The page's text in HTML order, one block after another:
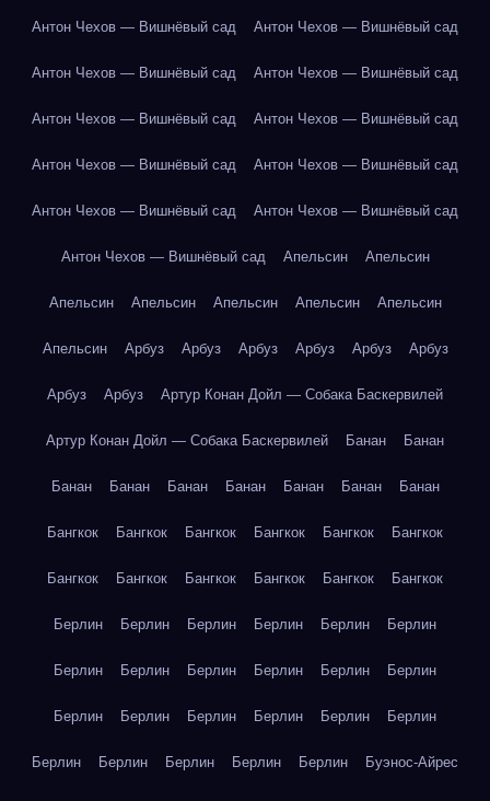
Антон Чехов — Вишнёвый сад Антон Чехов — Вишнёвый сад
Антон Чехов — Вишнёвый сад Антон Чехов — Вишнёвый сад
Антон Чехов — Вишнёвый сад Антон Чехов — Вишнёвый сад
Антон Чехов — Вишнёвый сад Антон Чехов — Вишнёвый сад
Антон Чехов — Вишнёвый сад Антон Чехов — Вишнёвый сад
Антон Чехов — Вишнёвый сад Апельсин Апельсин
Апельсин Апельсин Апельсин Апельсин Апельсин
Апельсин Арбуз Арбуз Арбуз Арбуз Арбуз Арбуз
Арбуз Арбуз Артур Конан Дойл — Собака Баскервилей
Артур Конан Дойл — Собака Баскервилей Банан Банан
Банан Банан Банан Банан Банан Банан Банан
Бангкок Бангкок Бангкок Бангкок Бангкок Бангкок
Бангкок Бангкок Бангкок Бангкок Бангкок Бангкок
Берлин Берлин Берлин Берлин Берлин Берлин
Берлин Берлин Берлин Берлин Берлин Берлин
Берлин Берлин Берлин Берлин Берлин Берлин
Берлин Берлин Берлин Берлин Берлин Буэнос-Айрес